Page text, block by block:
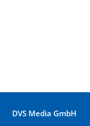
DVS Media GmbH